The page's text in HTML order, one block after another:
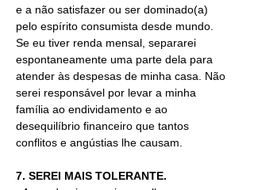
e a não satisfazer ou ser dominado(a)
pelo espírito consumista desde mundo.
Se eu tiver renda mensal, separarei
espontaneamente uma parte dela para
atender às despesas de minha casa. Não
serei responsável por levar a minha
família ao endividamento e ao
desequilíbrio financeiro que tantos
conflitos e angústias lhe causam.
7. SEREI MAIS TOLERANTE.